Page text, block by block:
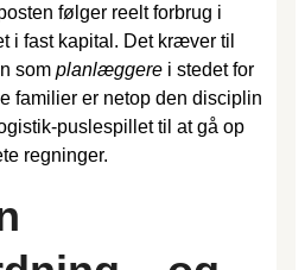
følger reelt forbrug i
i fast kapital. Det kræver til
som planlæggere i stedet for
familier er netop den disciplin
puslespillet til at gå op
regninger.